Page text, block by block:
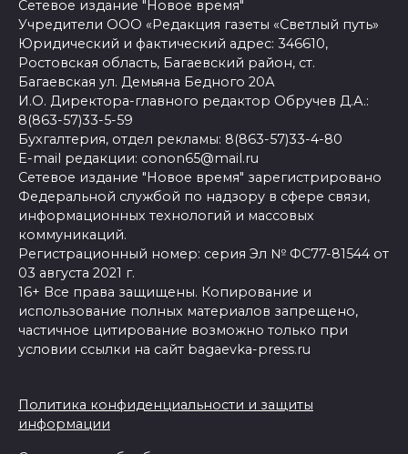
Сетевое издание "Новое время"
Учредители ООО «Редакция газеты «Светлый путь»
Юридический и фактический адрес: 346610,
Ростовская область, Багаевский район, ст.
Багаевская ул. Демьяна Бедного 20А
И.О. Директора-главного редактор Обручев Д.А.:
8(863-57)33-5-59
Бухгалтерия, отдел рекламы: 8(863-57)33-4-80
E-mail редакции: conon65@mail.ru
Сетевое издание "Новое время" зарегистрировано
Федеральной службой по надзору в сфере связи,
информационных технологий и массовых
коммуникаций.
Регистрационный номер: серия Эл № ФС77-81544 от
03 августа 2021 г.
16+ Все права защищены. Копирование и
использование полных материалов запрещено,
частичное цитирование возможно только при
условии ссылки на сайт bagaevka-press.ru
Политика конфиденциальности и защиты
информации